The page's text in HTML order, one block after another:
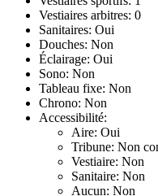
Vestiaires arbitres: 0
Sanitaires: Oui
Douches: Non
Éclairage: Oui
Sono: Non
Tableau fixe: Non
Chrono: Non
Accessibilité:
Aire: Oui
Tribune: Non
Vestiaire: Non
Sanitaire: Non
Aucun: Non